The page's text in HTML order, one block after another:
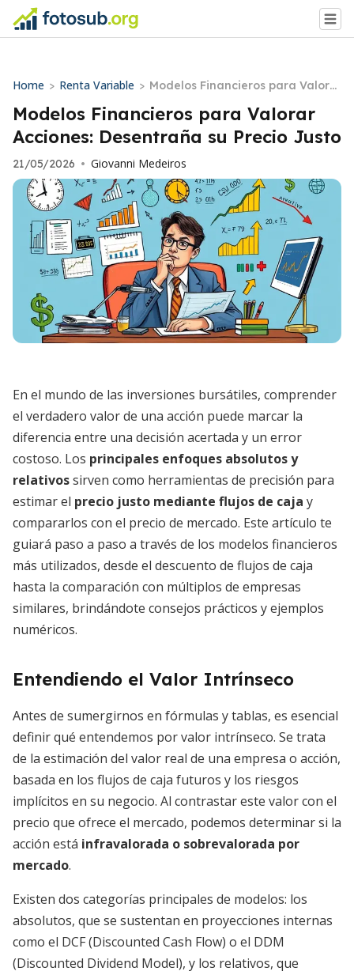
Home > Renta Variable > Modelos Financieros para Valora
r Acciones: Desentraña su Precio
Justo
Modelos Financieros para Valorar
Acciones: Desentraña su Precio Justo
21/05/2026 • Giovanni Medeiros
En el mundo de las inversiones bursátiles, comprender
el verdadero valor de una acción puede marcar la
diferencia entre una decisión acertada y un error
costoso. Los principales enfoques absolutos y
relativossirven como herramientas de precisión para
estimar el precio justo mediante flujos de caja y
compararlos con el precio de mercado. Este artículo te
guiará paso a paso a través de los modelos financieros
más utilizados, desde el descuento de flujos de caja
hasta la comparación con múltiplos de empresas
similares, brindándote consejos prácticos y ejemplos
numéricos.
Entendiendo el Valor Intrínseco
Antes de sumergirnos en fórmulas y tablas, es esencial
definir qué entendemos por valor intrínseco. Se trata
de la estimación del valor real de una empresa o acción,
basada en los flujos de caja futuros y los riesgos
implícitos en su negocio. Al contrastar este valor con el
precio que ofrece el mercado, podemos determinar si la
acción está infravalorada o sobrevalorada por
mercado.
Existen dos categorías principales de modelos: los
absolutos, que se sustentan en proyecciones internas
como el DCF (Discounted Cash Flow) o el DDM
(Discounted Dividend Model), y los relativos, que